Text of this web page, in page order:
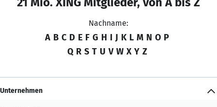
Nachname:
A B C D E F G H I J K L M N O P
Q R S T U V W X Y Z
Unternehmen